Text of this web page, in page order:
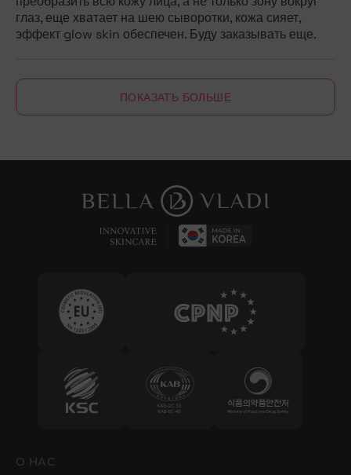
глаз, еще хватает на шею сыворотки, кожа сияет,
эффект glow skin обеспечен. Буду заказывать еще.
ПОКАЗАТЬ БОЛЬШЕ
О НАС